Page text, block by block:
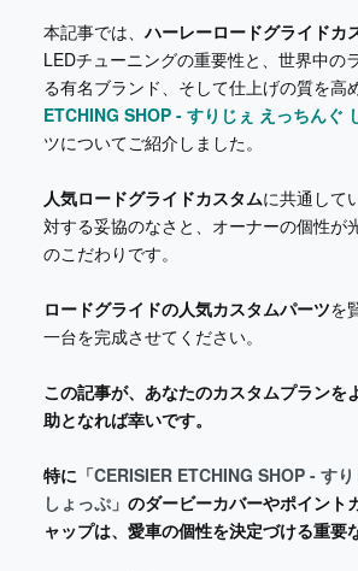
本記事では、ハーレーロードグライドカ
LEDチューニングの重要性と、世界中の
る有名ブランド、そして仕上げの質を高
ETCHING SHOP - すりじぇ えっちんぐ
ツについてご紹介しました。
人気ロードグライドカスタムに共通して
対する妥協のなさと、オーナーの個性が
のこだわりです。
ロードグライドの人気カスタムパーツを
一台を完成させてください。
この記事が、あなたのカスタムプランを
助となれば幸いです。
特に 「CERISIER ETCHING SHOP - す
しょっぷ」 のダービーカバーやポイント
ャップは、愛車の個性を決定づける重要